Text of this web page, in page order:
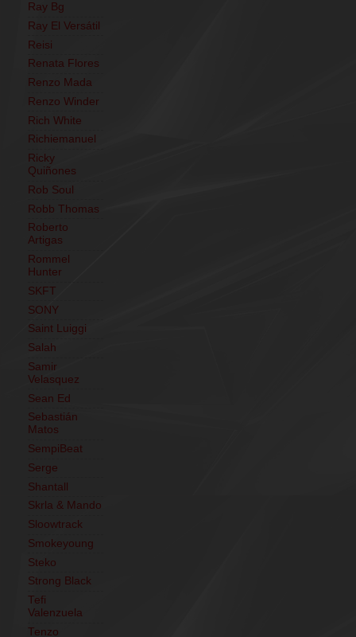
Ray Bg
Ray El Versátil
Reisi
Renata Flores
Renzo Mada
Renzo Winder
Rich White
Richiemanuel
Ricky
Quiñones
Rob Soul
Robb Thomas
Roberto
Artigas
Rommel
Hunter
SKFT
SONY
Saint Luiggi
Salah
Samir
Velasquez
Sean Ed
Sebastián
Matos
SempiBeat
Serge
Shantall
Skrla & Mando
Sloowtrack
Smokeyoung
Steko
Strong Black
Tefi
Valenzuela
Tenzo